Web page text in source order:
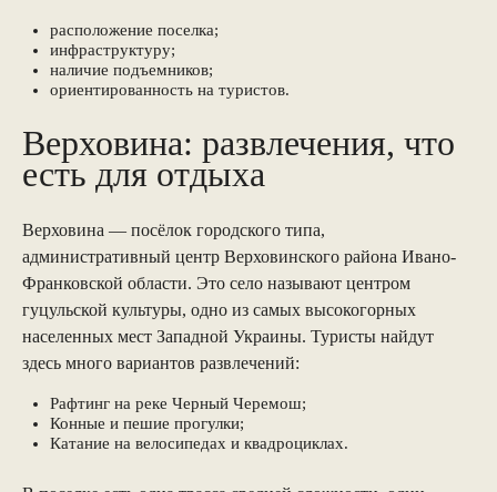
расположение поселка;
инфраструктуру;
наличие подъемников;
ориентированность на туристов.
Верховина: развлечения, что
есть для отдыха
Верховина — посёлок городского типа,
административный центр Верховинского района Ивано-
Франковской области. Это село называют центром
гуцульской культуры, одно из самых высокогорных
населенных мест Западной Украины. Туристы найдут
здесь много вариантов развлечений:
Рафтинг на реке Черный Черемош;
Конные и пешие прогулки;
Катание на велосипедах и квадроциклах.